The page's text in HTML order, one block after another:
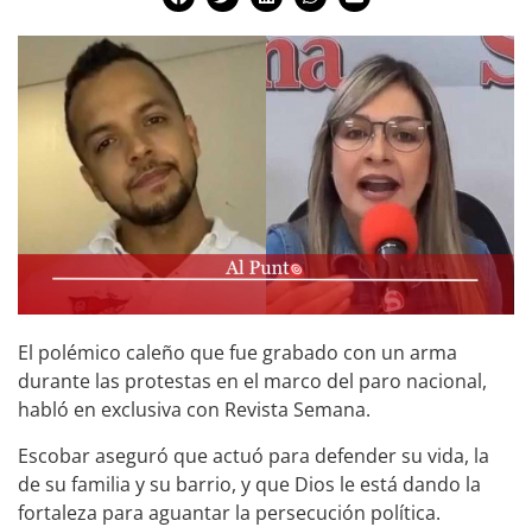
El polémico caleño que fue grabado con un arma
durante las protestas en el marco del paro nacional,
habló en exclusiva con Revista Semana.
Escobar aseguró que actuó para defender su vida, la
de su familia y su barrio, y que Dios le está dando la
fortaleza para aguantar la persecución política.